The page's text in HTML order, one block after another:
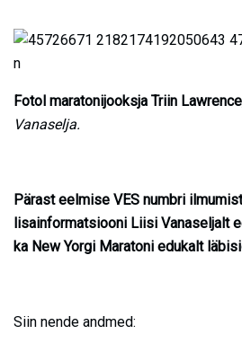
Fotol maratonijooksja Triin
Vanaselja.
Pärast eelmise VES numbri
lisainformatsiooni Liisi Vanaseljalt
ka New Yorgi Maratoni edukalt
Siin nende andmed: